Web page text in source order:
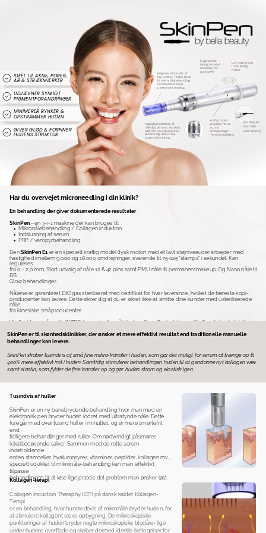
IDEÉL TIL AKNE, PORER,
AR & STRÆKMÆRKER
MINIMERER RYNKER &
OPSTRAMMER HUDEN
UDJÆVNER SYNLIGT
PIGMENTFORANDRINGER
GIVER GLØD & FORFINER
HUDENS STRUKTUR
Nøjagtig indstilling af
nåledybde med antiskrid
funktion, så dybden ikke
ændrer sig ved en fejl
under behandling
Ergonomisk
design i metal
med riller for
godt greb
Kraftig motor,
justerbar fra 10-
20.000
omdrejninger
i fem hastigheder
Kan bruges
med eller
uden ledning
Lavt støjniveau
trods kraftig
motor
Højpræcisionsnåle af
høj kvalitet. Findes både
til mikronålebehandling,
nanobehandling &
permanent makeup
Har du overvejet microneedling i din klinik?
En behandling der giver dokumenterede resultater
SkinPen- en 3-i-1 maskine der kan bruges til:
Mikronålebehandling / Collagen induktion
Indslusning af serum
PRP / vampyrbehandling
DenSkinPen E1 er en specielt kraftig model (tysk motor) med et lavt støjniveauder arbejder med
hastighed imellem 9.000 og 18.000 omdrejninger, svarende til 75-125 "stamps" i sekundet. Kan
reguleres
fra 0 - 2,0 mm. Stort udvalg af nåle 12 & 42 pins samt PMU nåle til permanentmakeup. Og Nano nåle til
BB
Glow behandlinger.
Nålene er garanteret EtO gas steriliseret med certifikat for hver leverance, hvilket de færeste kopi-
producenter kan levere. Dette sikrer dig at du er sikret ikke at smitte dine kunder med usteriliserede
nåle
fra kinesiske småproducenter.
Vi afholder også gratis INTRO-kurser i mikronålebehandling. Opstartskurser til efter du har købt din
SkinPen er til skønhedsklinikker, der ønsker et mere effektivt resultat end traditionelle manuelle
behandlinger kan levere.
SkinPen skaber tusindvis af små fine mikro-kanaler i huden, som gør det muligt for serum at trænge op til
400% mere effektivt ind i huden. Samtidig stimulerer behandlingen huden til at gendanne nyt kollagen væv
samt elastin, som fylder de fine kanaler op og gør huden stram og elastisk igen.
Tusindvis af huller
SkinPen er en ny banebrydende behandling hvor man med en
elektronisk pen bryder huden lodret med ultratynde nåle. Dette
foregår med over tusind huller i minuttet, og er mere smertefrit
end
tidligere behandlinger med ruller. Om nødvendigt påsmøres
lokalbedøvende salve. Sammen med de rette serum
indeholdende
enten stamceller, hyaluronsyrer, vitaminer, peptider, kollagen mv.,
specielt udviklet til mikronåle-behandling kan man effektivt
tilpasse
behandlingen til at løse lige præcis det problem man ønsker løst.
Kollagen-terapi
Collagen Induction Theraphy (CIT) på dansk kaldet Kollagen-
Terapi
er en behandling, hvor hundredevis af mikronåle bryder huden, for
at stimulere kollagent vævs-opbygning. De mikroskopiske
punkteringer af huden bryder nogle mikroskopiske blodårer lige
under hudens overflade og skaber dermed ideelle betingelser for